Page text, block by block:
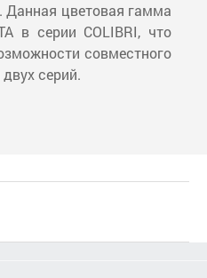
Данная цветовая гамма
в серии COLIBRI, что
совместного
серий.